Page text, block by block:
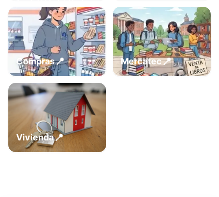
Compras📍 Mercatec📍
Vivienda📍